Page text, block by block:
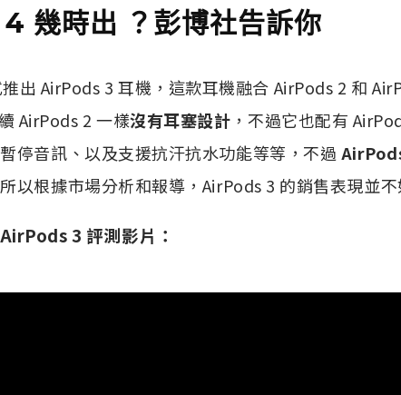
幾時出 ？彭博社告訴你
出 AirPods 3 耳機，這款耳機融合 AirPods 2 和
AirPods 2 一樣沒有耳塞設計 ，不過它也配有
停音訊、以及支援抗汗抗水功能等等，不過
所以根據市場分析和報導，AirPods 3 的銷售表現並不
3 評測影片：